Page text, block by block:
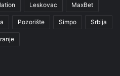
Leskovac MaxBet
Pozorište Simpo Srbija